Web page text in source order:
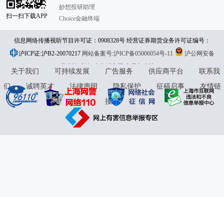
扫一扫下载APP
妙想投研助理
Choice金融终端
信息网络传播视听节目许可证：0908328号 经营证券期货业务许可证编号：
913101046312860336 违法和不良信息举报:021-61278686 举报邮箱：
jubao@eastmoney.com
沪ICP证:沪B2-20070217 网站备案号:沪ICP备05006054号-11
沪公网安备
31010402000120号版权所有:东方财富网意见与建议:4000300059/952500
关于我们 可持续发展 广告服务 供应商平台
联系我
们
诚聘英才 法律声明 隐私保护 征稿启事
友情链
接